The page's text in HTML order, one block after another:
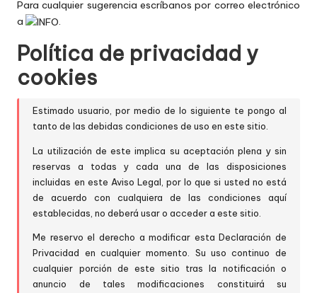
Para cualquier sugerencia escríbanos por correo electrónico
a
.
Política de privacidad y
cookies
Estimado usuario, por medio de lo siguiente te pongo al
tanto de las debidas condiciones de uso en este sitio.
La utilización de este implica su aceptación plena y sin
reservas a todas y cada una de las disposiciones
incluidas en este Aviso Legal, por lo que si usted no está
de acuerdo con cualquiera de las condiciones aquí
establecidas, no deberá usar o acceder a este sitio.
Me reservo el derecho a modificar esta Declaración de
Privacidad en cualquier momento. Su uso continuo de
cualquier porción de este sitio tras la notificación o
anuncio de tales modificaciones constituirá su